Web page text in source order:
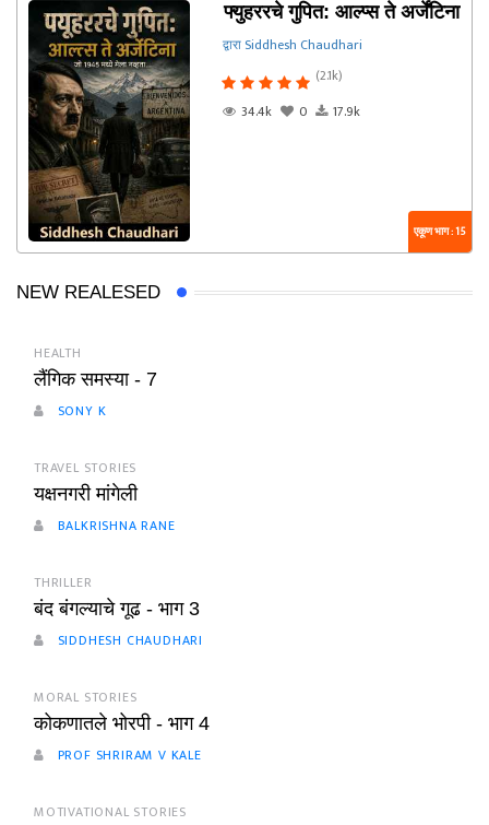
फ्युहररचे गुपित: आल्प्स ते अर्जेंटिना
द्वारा Siddhesh Chaudhari
(2.1k)
34.4k
0 17.9k
एकूण भाग : 15
NEW REALESED
HEALTH
लैंगिक समस्या - 7
SONY K
TRAVEL STORIES
यक्षनगरी मांगेली
BALKRISHNA RANE
THRILLER
बंद बंगल्याचे गूढ - भाग 3
SIDDHESH CHAUDHARI
MORAL STORIES
कोकणातले भोरपी - भाग 4
PROF SHRIRAM V KALE
MOTIVATIONAL STORIES